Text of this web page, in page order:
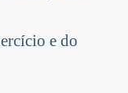
e do